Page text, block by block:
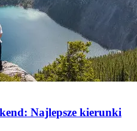
Najlepsze kierunki